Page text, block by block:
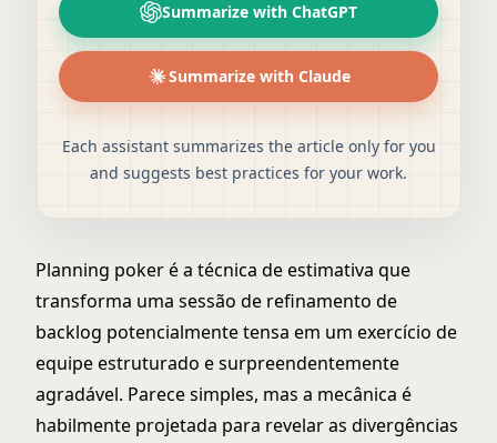
Summarize with ChatGPT
Summarize with Claude
Each assistant summarizes the article only for you
and suggests best practices for your work.
Planning poker é a técnica de estimativa que
transforma uma sessão de refinamento de
backlog potencialmente tensa em um exercício de
equipe estruturado e surpreendentemente
agradável. Parece simples, mas a mecânica é
habilmente projetada para revelar as divergências